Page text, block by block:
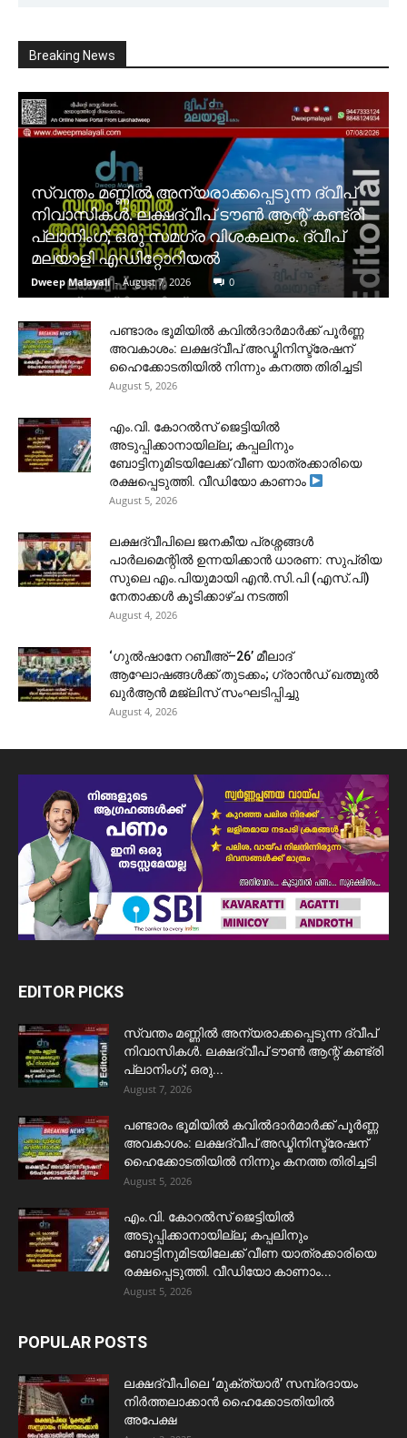
Breaking News
സ്വന്തം മണ്ണിൽ അന്യരാക്കപ്പെടുന്ന ദ്വീപ്
നിവാസികൾ. ലക്ഷദ്വീപ് ടൗൺ ആന്റ് കണ്ട്രി
പ്ലാനിംഗ്; ഒരു സമഗ്ര വിശകലനം. ദ്വീപ്
മലയാളി എഡിറ്റോറിയൽ
Dweep Malayali - August 7, 2026 0
പണ്ടാരം ഭൂമിയിൽ കവിൽദാർമാർക്ക് പൂർണ്ണ
അവകാശം: ലക്ഷദ്വീപ് അഡ്മിനിസ്ട്രേഷന്
ഹൈക്കോടതിയിൽ നിന്നും കനത്ത തിരിച്ചടി
August 5, 2026
​എം.വി. കോറൽസ് ജെട്ടിയിൽ
അടുപ്പിക്കാനായില്ല; കപ്പലിനും
ബോട്ടിനുമിടയിലേക്ക് വീണ യാത്രക്കാരിയെ
രക്ഷപ്പെടുത്തി. വീഡിയോ കാണാം
August 5, 2026
ലക്ഷദ്വീപിലെ ജനകീയ പ്രശ്നങ്ങൾ
പാർലമെന്റിൽ ഉന്നയിക്കാൻ ധാരണ: സുപ്രിയ
സുലെ എം.പിയുമായി എൻ.സി.പി (എസ്.പി)
നേതാക്കൾ കൂടിക്കാഴ്ച നടത്തി
August 4, 2026
‘ഗുൽഷാനേ റബീഅ്–26’ മീലാദ്
ആഘോഷങ്ങൾക്ക് തുടക്കം; ഗ്രാൻഡ് ഖത്മുൽ
ഖുർആൻ മജ്‌ലിസ് സംഘടിപ്പിച്ചു
August 4, 2026
EDITOR PICKS
സ്വന്തം മണ്ണിൽ അന്യരാക്കപ്പെടുന്ന ദ്വീപ്
നിവാസികൾ. ലക്ഷദ്വീപ് ടൗൺ ആന്റ് കണ്ട്രി
പ്ലാനിംഗ്; ഒരു...
August 7, 2026
പണ്ടാരം ഭൂമിയിൽ കവിൽദാർമാർക്ക് പൂർണ്ണ
അവകാശം: ലക്ഷദ്വീപ് അഡ്മിനിസ്ട്രേഷന്
ഹൈക്കോടതിയിൽ നിന്നും കനത്ത തിരിച്ചടി
August 5, 2026
​എം.വി. കോറൽസ് ജെട്ടിയിൽ
അടുപ്പിക്കാനായില്ല; കപ്പലിനും
ബോട്ടിനുമിടയിലേക്ക് വീണ യാത്രക്കാരിയെ
രക്ഷപ്പെടുത്തി. വീഡിയോ കാണാം...
August 5, 2026
POPULAR POSTS
ലക്ഷദ്വീപിലെ ‘മുക്ത്യാർ’ സമ്പ്രദായം
നിർത്തലാക്കാൻ ഹൈക്കോടതിയിൽ
അപേക്ഷ